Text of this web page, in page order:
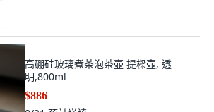
高硼硅玻璃煮茶泡茶壺 提樑壺, 透
明,800ml
$886